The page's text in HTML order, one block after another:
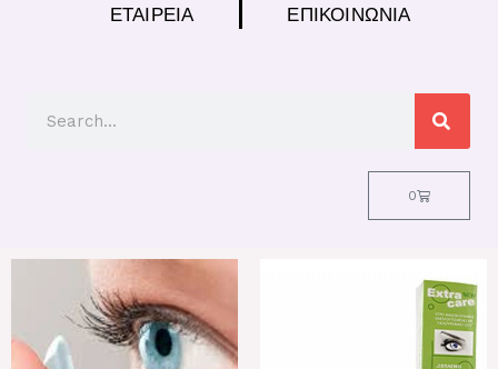
ΕΤΑΙΡΕΊΑ
ΕΠΙΚΟΙΝΩΝΊΑ
0
Cart